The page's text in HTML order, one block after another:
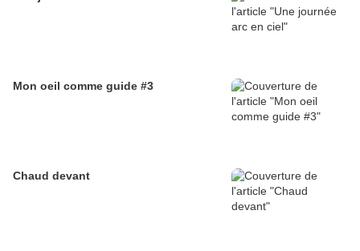
Mon oeil comme guide #3
Chaud devant